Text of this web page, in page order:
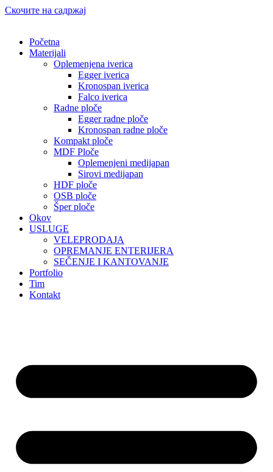
Скочите на садржај
Početna
Materijali
Oplemenjena iverica
Egger iverica
Kronospan iverica
Falco iverica
Radne ploče
Egger radne ploče
Kronospan radne ploče
Kompakt ploče
MDF Ploče
Oplemenjeni medijapan
Sirovi medijapan
HDF ploče
OSB ploče
Šper ploče
Okov
USLUGE
VELEPRODAJA
OPREMANJE ENTERIJERA
SEČENJE I KANTOVANJE
Portfolio
Tim
Kontakt